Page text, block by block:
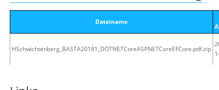
Dateiname
HSchwichtenberg_BASTA20181_DOTNETCoreASPNETCoreEFCore.pdf.zip